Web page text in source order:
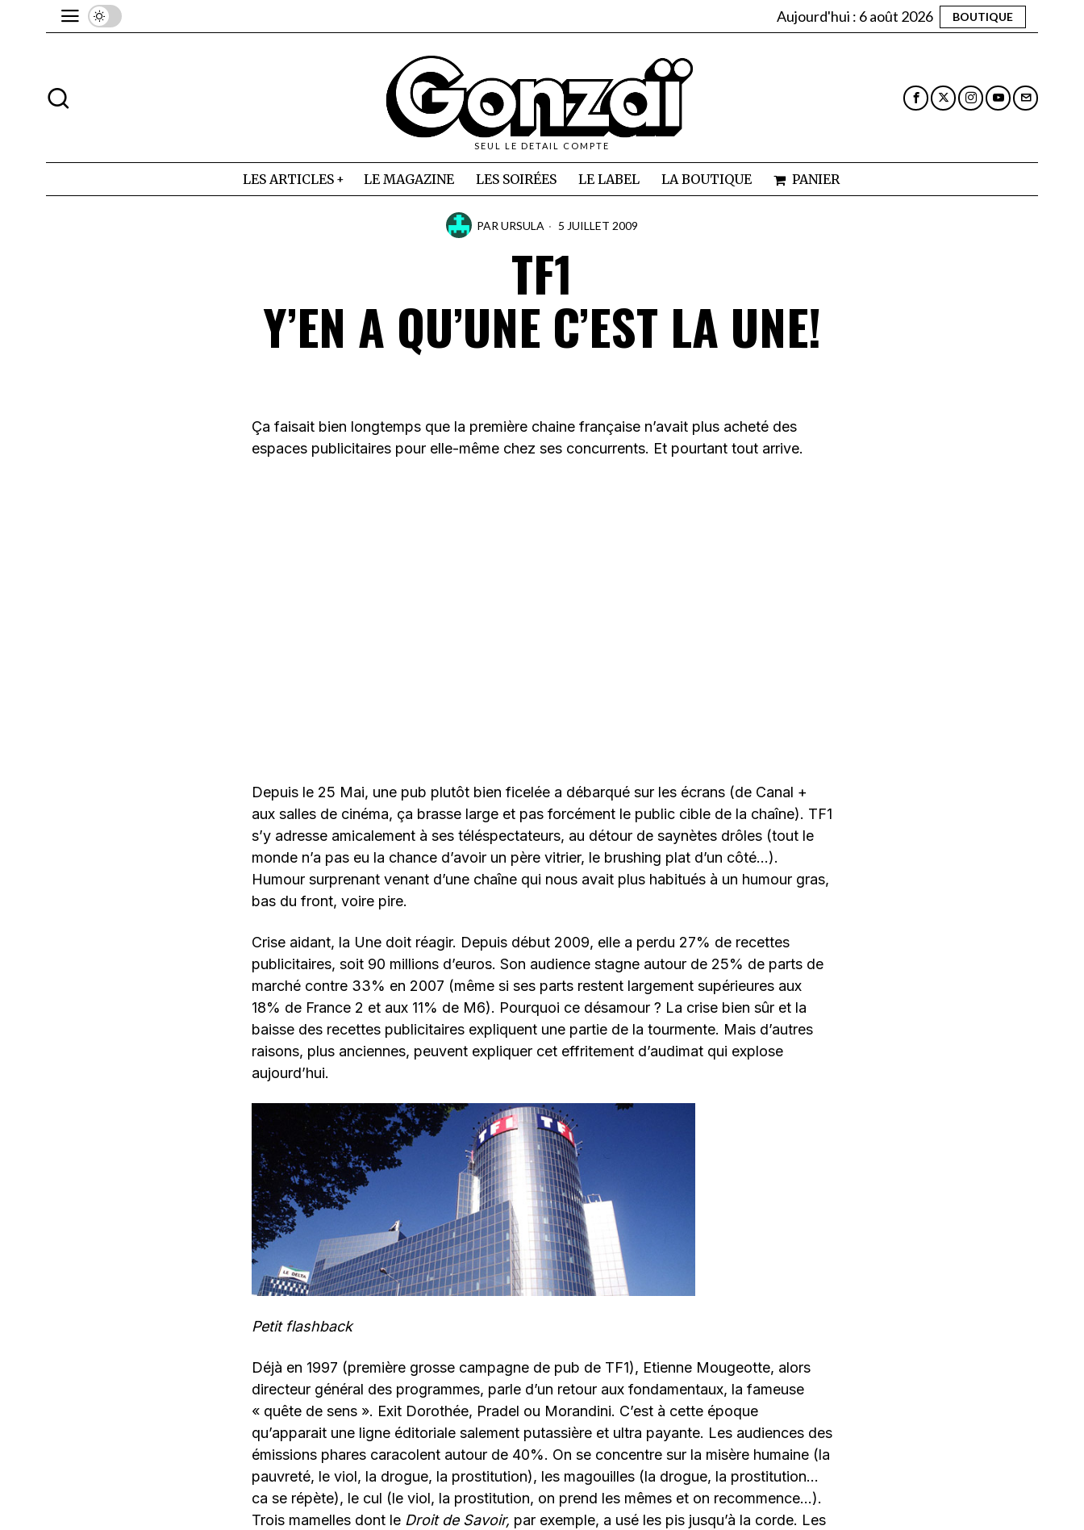
Aujourd'hui : 6 août 2026 BOUTIQUE
SEUL LE DETAIL COMPTE
LES ARTICLES LE MAGAZINE LES SOIRÉES LE LABEL LA BOUTIQUE PANIER
PAR URSULA 5 JUILLET 2009
TF1
Y’EN A QU’UNE C’EST LA UNE!
Ça faisait bien longtemps que la première chaine française n’avait plus acheté des
espaces publicitaires pour elle-même chez ses concurrents. Et pourtant tout arrive.
Depuis le 25 Mai, une pub plutôt bien ficelée a débarqué sur les écrans (de Canal +
aux salles de cinéma, ça brasse large et pas forcément le public cible de la chaîne). TF1
s’y adresse amicalement à ses téléspectateurs, au détour de saynètes drôles (tout le
monde n’a pas eu la chance d’avoir un père vitrier, le brushing plat d’un côté…).
Humour surprenant venant d’une chaîne qui nous avait plus habitués à un humour gras,
bas du front, voire pire.
Crise aidant, la Une doit réagir. Depuis début 2009, elle a perdu 27% de recettes
publicitaires, soit 90 millions d’euros. Son audience stagne autour de 25% de parts de
marché contre 33% en 2007 (même si ses parts restent largement supérieures aux
18% de France 2 et aux 11% de M6). Pourquoi ce désamour ? La crise bien sûr et la
baisse des recettes publicitaires expliquent une partie de la tourmente. Mais d’autres
raisons, plus anciennes, peuvent expliquer cet effritement d’audimat qui explose
aujourd’hui.
Petit flashback
Déjà en 1997 (première grosse campagne de pub de TF1), Etienne Mougeotte, alors
directeur général des programmes, parle d’un retour aux fondamentaux, la fameuse
« quête de sens ». Exit Dorothée, Pradel ou Morandini. C’est à cette époque
qu’apparait une ligne éditoriale salement putassière et ultra payante. Les audiences des
émissions phares caracolent autour de 40%. On se concentre sur la misère humaine (la
pauvreté, le viol, la drogue, la prostitution), les magouilles (la drogue, la prostitution…
ca se répète), le cul (le viol, la prostitution, on prend les mêmes et on recommence…).
Trois mamelles dont le Droit de Savoir, par exemple, a usé les pis jusqu’à la corde. Les